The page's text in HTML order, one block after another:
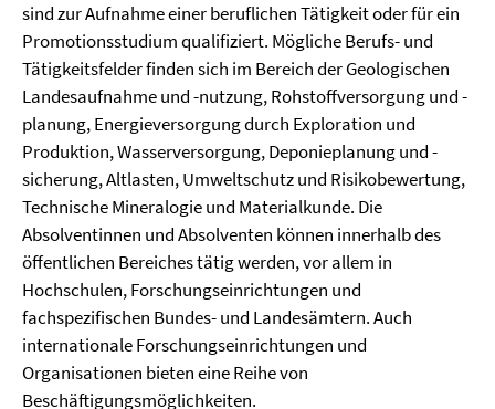
sind zur Aufnahme einer beruflichen Tätigkeit oder für ein
Promotionsstudium qualifiziert. Mögliche Berufs- und
Tätigkeitsfelder finden sich im Bereich der Geologischen
Landesaufnahme und -nutzung, Rohstoffversorgung und -
planung, Energieversorgung durch Exploration und
Produktion, Wasserversorgung, Deponieplanung und -
sicherung, Altlasten, Umweltschutz und Risikobewertung,
Technische Mineralogie und Materialkunde. Die
Absolventinnen und Absolventen können innerhalb des
öffentlichen Bereiches tätig werden, vor allem in
Hochschulen, Forschungseinrichtungen und
fachspezifischen Bundes- und Landesämtern. Auch
internationale Forschungseinrichtungen und
Organisationen bieten eine Reihe von
Beschäftigungsmöglichkeiten.